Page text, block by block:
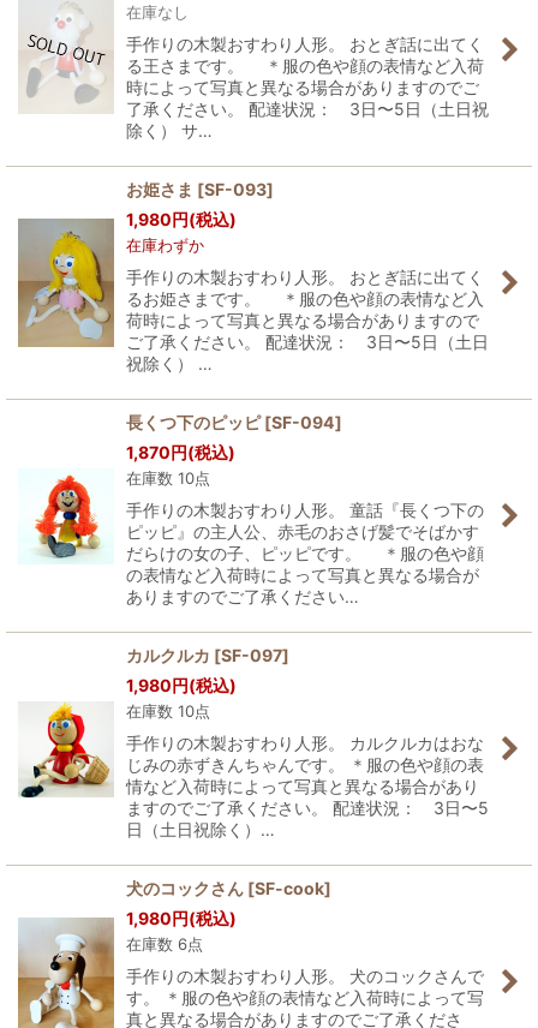
在庫なし
手作りの木製おすわり人形。 おとぎ話に出てく
る王さまです。 ＊服の色や顔の表情など入荷
時によって写真と異なる場合がありますのでご
了承ください。 配達状況： 3日〜5日（土日祝
除く） サ…
お姫さま [SF-093]
1,980円(税込)
在庫わずか
手作りの木製おすわり人形。 おとぎ話に出てく
るお姫さまです。 ＊服の色や顔の表情など入
荷時によって写真と異なる場合がありますので
ご了承ください。 配達状況： 3日〜5日（土日
祝除く） …
長くつ下のピッピ [SF-094]
1,870円(税込)
在庫数 10点
手作りの木製おすわり人形。 童話『長くつ下の
ピッピ』の主人公、赤毛のおさげ髪でそばかす
だらけの女の子、ピッピです。 ＊服の色や顔
の表情など入荷時によって写真と異なる場合が
ありますのでご了承ください…
カルクルカ [SF-097]
1,980円(税込)
在庫数 10点
手作りの木製おすわり人形。 カルクルカはおな
じみの赤ずきんちゃんです。 ＊服の色や顔の表
情など入荷時によって写真と異なる場合があり
ますのでご了承ください。 配達状況： 3日〜5
日（土日祝除く）…
犬のコックさん [SF-cook]
1,980円(税込)
在庫数 6点
手作りの木製おすわり人形。 犬のコックさんで
す。 ＊服の色や顔の表情など入荷時によって写
真と異なる場合がありますのでご了承くださ